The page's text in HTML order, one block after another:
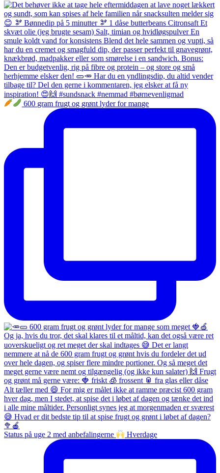
600 gram frugt og grønt lyder for mange
Status på uge 2 med anbefalingerne Hverdage